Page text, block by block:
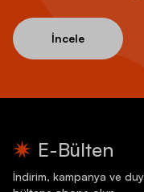
İncele
E-Bülten
İndirim, kampanya ve